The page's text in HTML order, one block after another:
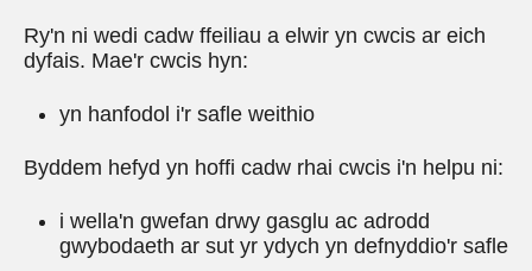
Ry'n ni wedi cadw ffeiliau a elwir yn cwcis ar eich
dyfais. Mae'r cwcis hyn:
yn hanfodol i'r safle weithio
Byddem hefyd yn hoffi cadw rhai cwcis i'n helpu ni:
i wella'n gwefan drwy gasglu ac adrodd
gwybodaeth ar sut yr ydych yn defnyddio'r safle